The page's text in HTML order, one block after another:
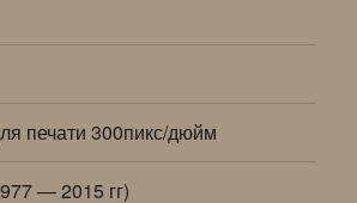
печати 300пикс/дюйм
— 2015 гг)